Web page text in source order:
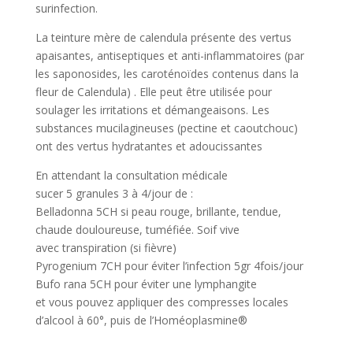
surinfection.
La teinture mère de calendula présente des vertus
apaisantes, antiseptiques et anti-inflammatoires (par
les saponosides, les caroténoïdes contenus dans la
fleur de Calendula) . Elle peut être utilisée pour
soulager les irritations et démangeaisons. Les
substances mucilagineuses (pectine et caoutchouc)
ont des vertus hydratantes et adoucissantes
En attendant la consultation médicale
sucer 5 granules 3 à 4/jour de :
Belladonna 5CH si peau rouge, brillante, tendue,
chaude douloureuse, tuméfiée. Soif vive
avec transpiration (si fièvre)
Pyrogenium 7CH pour éviter l’infection 5gr 4fois/jour
Bufo rana 5CH pour éviter une lymphangite
et vous pouvez appliquer des compresses locales
d’alcool à 60°, puis de l’Homéoplasmine®